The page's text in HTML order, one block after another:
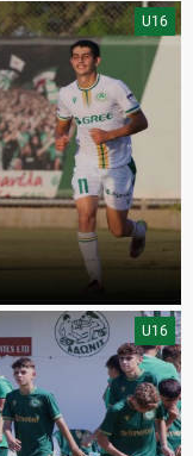
U16
U16